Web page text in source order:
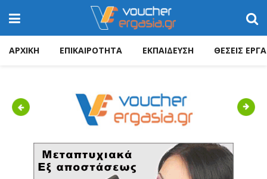
ΑΡΧΙΚΗ ΕΠΙΚΑΙΡΟΤΗΤΑ ΕΚΠΑΙΔΕΥΣΗ ΘΕΣΕΙΣ
Previous Next